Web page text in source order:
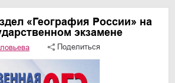
«География России» на
экзамене
Поделиться